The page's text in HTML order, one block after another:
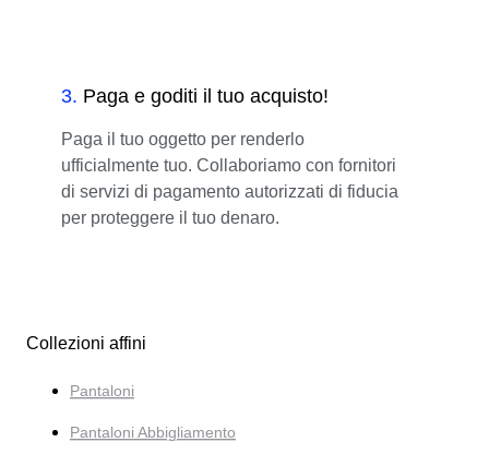
3. Paga e goditi il tuo acquisto!
Paga il tuo oggetto per renderlo
ufficialmente tuo. Collaboriamo con fornitori
di servizi di pagamento autorizzati di fiducia
per proteggere il tuo denaro.
Collezioni affini
Pantaloni
Pantaloni Abbigliamento